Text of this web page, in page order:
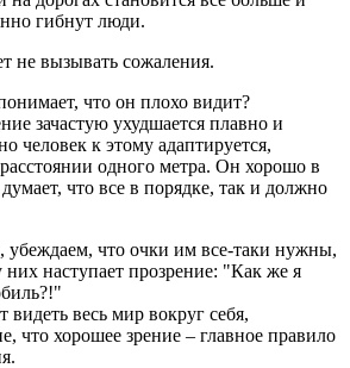
гибнут люди.
не вызывать сожаления.
что он плохо видит?
зачастую ухудшается плавно и
человек к этому адаптируется,
одного метра. Он хорошо в
что все в порядке, так и должно
убеждаем, что очки им все-таки нужны,
наступает прозрение: "Как же я
весь мир вокруг себя,
что хорошее зрение – главное правило